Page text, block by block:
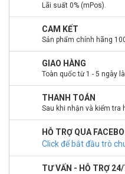
Lãi suất 0% (mPos).
CAM KẾT
Sản phẩm chính hãng
GIAO HÀNG
Toàn quốc từ 1 - 5 ngày
THANH TOÁN
Sau khi nhận và kiểm tra
HỖ TRỢ QUA
Click để bắt đầu trò
TƯ VẤN - HỖ TRỢ